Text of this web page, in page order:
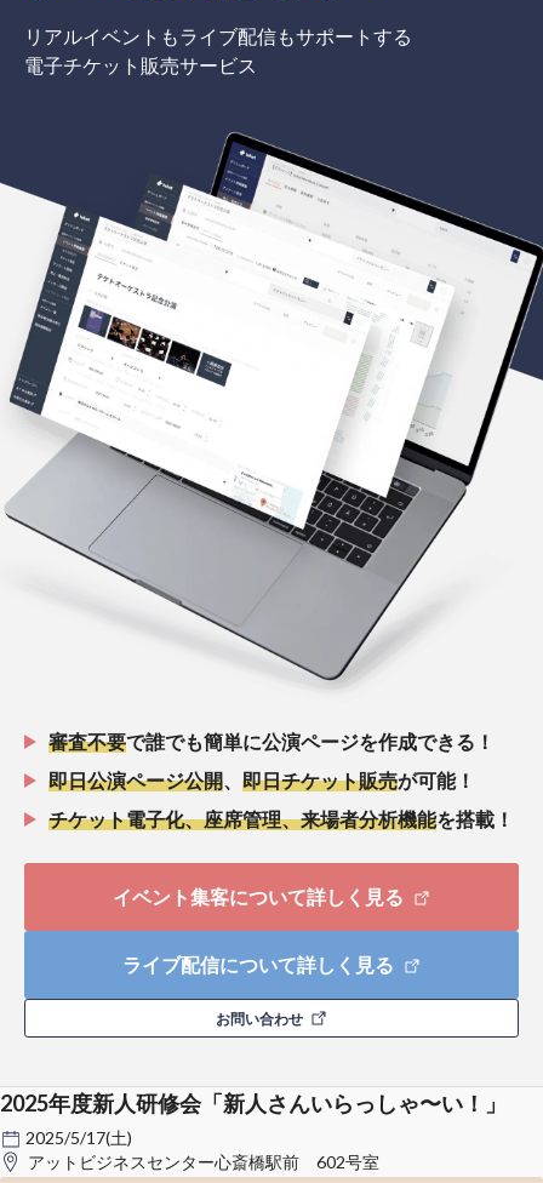
リアルイベントもライブ配信もサポートする
電子チケット販売サービス
審査不要で誰でも簡単に公演ページを作成できる！
即日公演ページ公開
即日チケット販売が可能！
チケット電子化、座席管理、来場者分析機能を搭載！
イベント集客について詳しく見る
ライブ配信について詳しく見る
お問い合わせ
2025年度新人研修会「新人さんいらっしゃ〜い！」
2025/5/17(土)
アットビジネスセンター心斎橋駅前 602号室